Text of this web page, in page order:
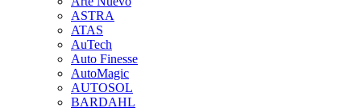
ASTRA
ATAS
AuTech
Auto Finesse
AutoMagic
AUTOSOL
BARDAHL